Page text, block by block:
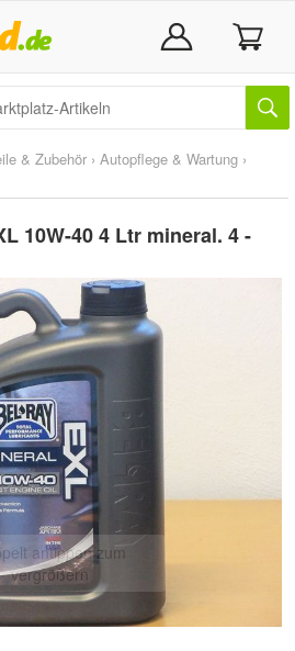
& Zubehör › Autopflege & Wartung ›
10W-40 4 Ltr mineral. 4 -
antippen zum
vergrößern